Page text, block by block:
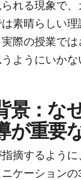
れる現象で、
素晴らしい理
際の授業では
ようにいかな
景：な
が重要
摘するように
ケーション